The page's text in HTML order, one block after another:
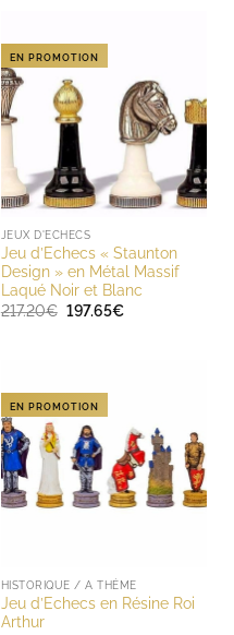
EN PROMOTION
JEUX D'ECHECS
Jeu d’Echecs « Staunton
Design » en Métal Massif
Laqué Noir et Blanc
217.20€ Le
197.65€Le
EN PROMOTION
HISTORIQUE / A THÈME
Jeu d’Echecs en Résine Roi
Arthur